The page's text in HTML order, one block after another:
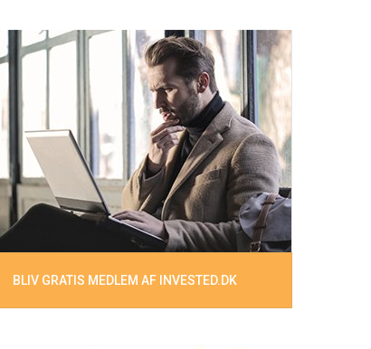
BLIV GRATIS MEDLEM AF INVESTED.DK